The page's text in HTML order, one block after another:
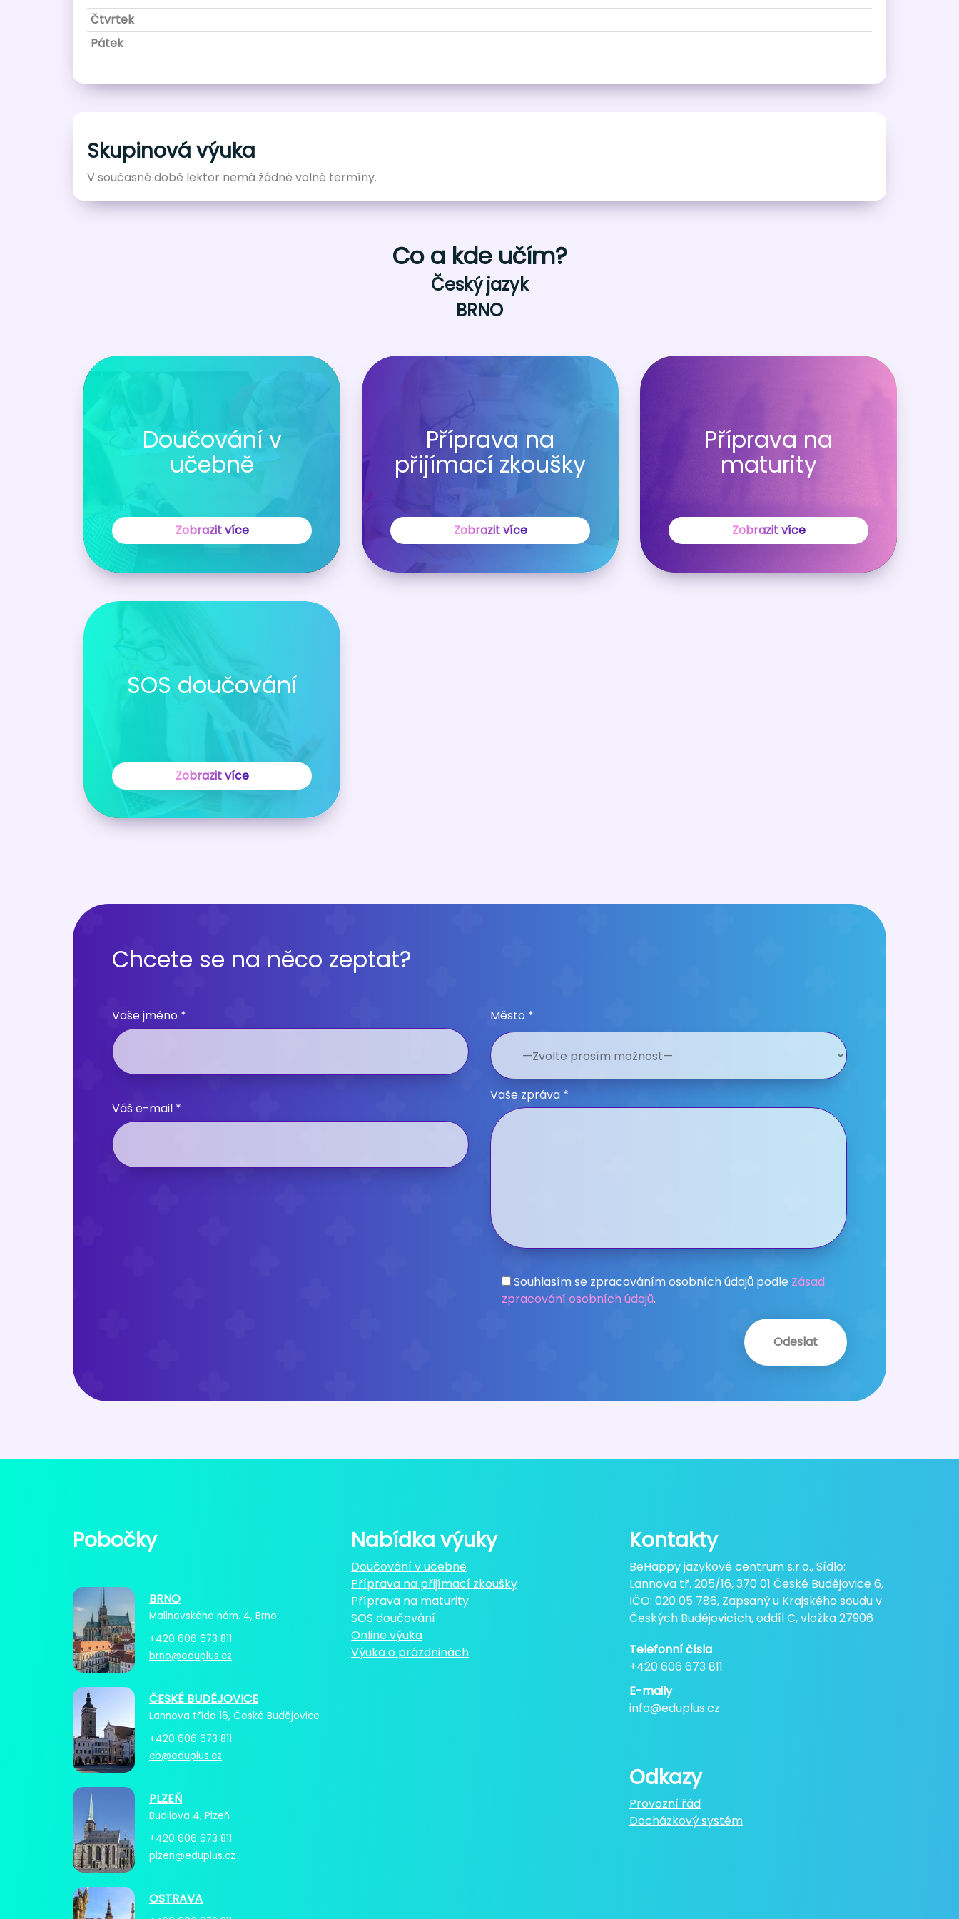
Čtvrtek
Pátek
Skupinová výuka
V současné době lektor nemá žádné volné termíny.
Co a kde učím?
Český jazyk
BRNO
Doučování v
učebně
Zobrazit více
Příprava na
přijímací zkoušky
Zobrazit více
Příprava na
maturity
Zobrazit více
SOS doučování
Zobrazit více
Chcete se na něco zeptat?
Vaše jméno *
Váš e-mail *
Město *
Vaše zpráva *
Souhlasím se zpracováním osobních údajů podle Zásad
zpracování osobních údajů.
Pobočky
BRNO
Malinovského nám. 4, Brno
+420 606 673 811
brno@eduplus.cz
ČESKÉ BUDĚJOVICE
Lannova třída 16, České Budějovice
+420 606 673 811
cb@eduplus.cz
PLZEŇ
Budilova 4, Plzeň
+420 606 673 811
plzen@eduplus.cz
OSTRAVA
Nabídka výuky
Doučování v učebně
Příprava na přijímací zkoušky
Příprava na maturity
SOS doučování
Online výuka
Výuka o prázdninách
Kontakty
BeHappy jazykové centrum s.r.o., Sídlo:
Lannova tř. 205/16, 370 01 České Budějovice 6,
IČO: 020 05 786, Zapsaný u Krajského soudu v
Českých Budějovicích, oddíl C, vložka 27906
Telefonní čísla
+420 606 673 811
E-maily
info@eduplus.cz
Odkazy
Provozní řád
Docházkový systém